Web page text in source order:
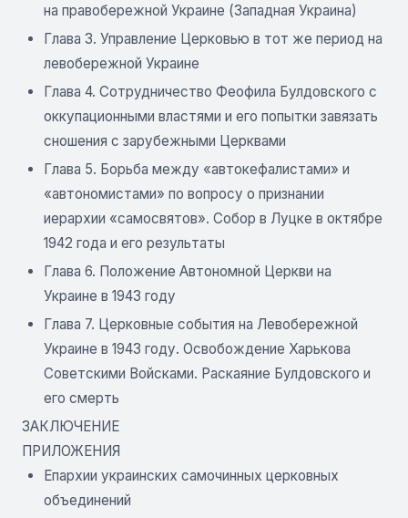
на правобережной Украине (Западная Украина)
Глава 3. Управление Церковью в тот же период на
левобережной Украине
Глава 4. Сотрудничество Феофила Булдовского с
оккупационными властями и его попытки завязать
сношения с зарубежными Церквами
Глава 5. Борьба между «автокефалистами» и
«автономистами» по вопросу о признании
иерархии «самосвятов». Собор в Луцке в октябре
1942 года и его результаты
Глава 6. Положение Автономной Церкви на
Украине в 1943 году
Глава 7. Церковные события на Левобережной
Украине в 1943 году. Освобождение Харькова
Советскими Войсками. Раскаяние Булдовского и
его смерть
ЗАКЛЮЧЕНИЕ
ПРИЛОЖЕНИЯ
Епархии украинских самочинных церковных
объединений